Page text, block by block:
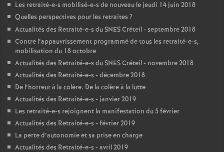
Les retraité-e-s mobilisé-e-s de nouveau le jeudi 14 juin 2018
Quelles perspectives pour les retraites ?
Actualités des Retraité-e-s duSNESCréteil - septembre 2018
Contre l’appauvrissement programmé de tous les retraité-e-s,
mobilisation du 18 octobre
Actualités des Retraité-e-s duSNESCréteil - novembre 2018
Actualités des Retraité-e-s - décembre 2018
De l’horreur à la colère. De la colère à la lutte
Actualités des Retraité-e-s - janvier 2019
Les retraité-e-s rejoignent la manifestation du 5 février
Actualités des Retraité-e-s - février 2019
La perte d’autonomie et sa prise en charge
Actualités des Retraité-e-s - avril 2019